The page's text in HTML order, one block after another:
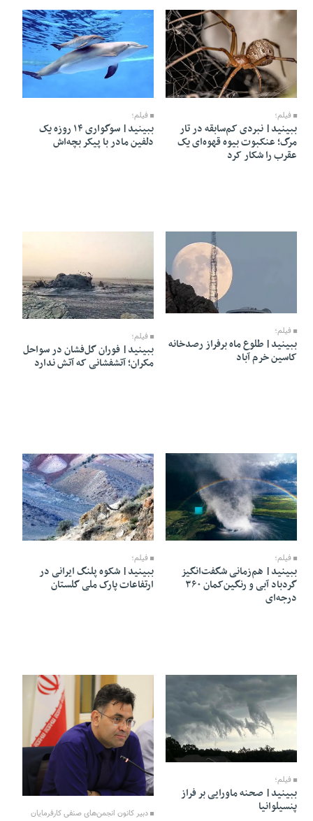
08 Mordad 1405 - 06:28
فیلم؛
ببینید| نبردی کم‌سابقه در تار
مرگ؛ عنکبوت بیوه قهوه‌ای یک
عقرب را شکار کرد
فیلم؛
ببینید| سوگواری ۱۴ روزه یک
دلفین مادر با پیکر بچه‌اش
فیلم؛
ببینید| طلوع ماه برفراز رصدخانه
کاسین خرم آباد
06 Mordad 1405 - 08:02
فیلم؛
ببینید| فوران گل‌فشان در سواحل
مکران؛ آتشفشانی که آتش ندارد
05 Mordad 1405 - 05:29
فیلم؛
ببینید| هم‌زمانی شگفت‌انگیز
گردباد آبی و رنگین‌کمان ۳۶۰
درجه‌ای
05 Mordad 1405 - 05:28
فیلم؛
ببینید| شکوه پلنگ ایرانی در
ارتفاعات پارک ملی گلستان
05 Mordad 1405 - 05:25
فیلم؛
ببینید| صحنه ماورایی بر فراز
پنسیلوانیا
03 Mordad 1405 - 21:05
دبیر کانون انجمن‌های صنفی کارفرمایان